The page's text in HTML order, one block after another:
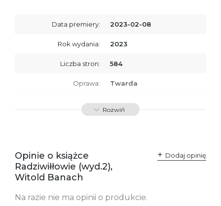
Data premiery: 2023-02-08
Rok wydania: 2023
Liczba stron: 584
Oprawa: Twarda
ISBN 9788367461948
Rozwiń
Opinie o książce
Radziwiłłowie (wyd.2),
Witold Banach
Dodaj opinię
Na razie nie ma opinii o produkcie.